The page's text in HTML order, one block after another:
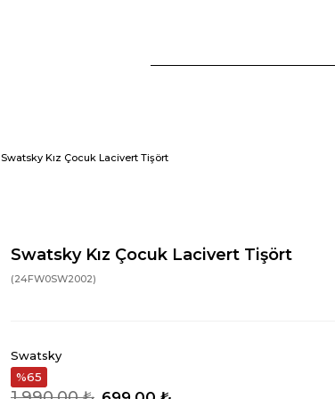
Swatsky Kız Çocuk Lacivert Tişört
Swatsky Kız Çocuk Lacivert Tişört
(24FW0SW2002)
Swatsky
65